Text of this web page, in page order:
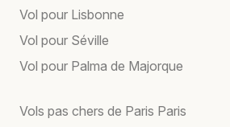
Vol pour Lisbonne
Vol pour Séville
Vol pour Palma de Majorque
Vols pas chers de Paris Paris